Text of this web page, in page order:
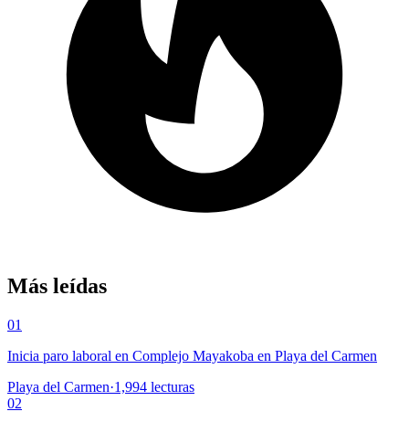
Más leídas
01
Inicia paro laboral en Complejo Mayakoba en Playa del Carmen
Playa del Carmen·1,994 lecturas
02